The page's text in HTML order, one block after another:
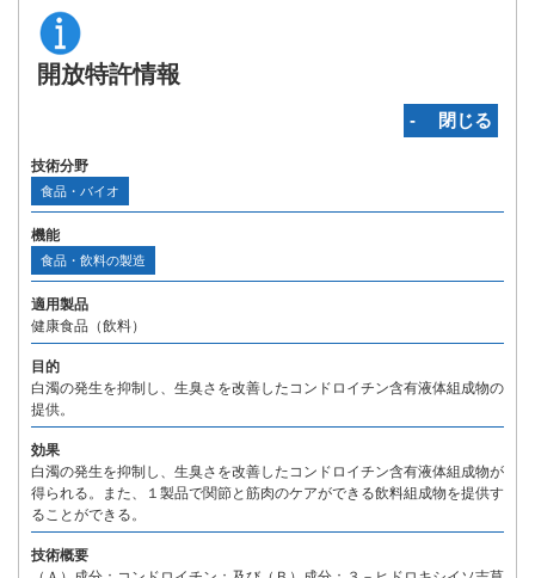
開放特許情報
‐ 閉じる
技術分野
食品・バイオ
機能
食品・飲料の製造
適用製品
健康食品（飲料）
目的
白濁の発生を抑制し、生臭さを改善したコンドロイチン含有液体組成物の
提供。
効果
白濁の発生を抑制し、生臭さを改善したコンドロイチン含有液体組成物が
得られる。また、１製品で関節と筋肉のケアができる飲料組成物を提供す
ることができる。
技術概要